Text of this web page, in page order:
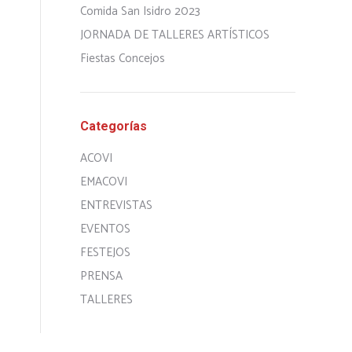
Comida San Isidro 2023
JORNADA DE TALLERES ARTÍSTICOS
Fiestas Concejos
Categorías
ACOVI
EMACOVI
ENTREVISTAS
EVENTOS
FESTEJOS
PRENSA
TALLERES